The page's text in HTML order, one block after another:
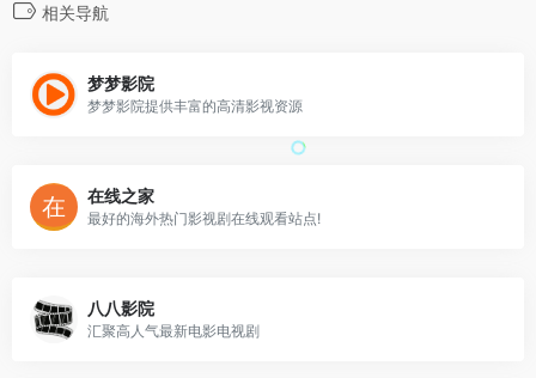
相关导航
梦梦影院
梦梦影院提供丰富的高清影视资源
在线之家
最好的海外热门影视剧在线观看站点!
八八影院
汇聚高人气最新电影电视剧